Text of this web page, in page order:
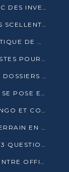
SÉNAT : PIERRE NGOLO ÉCHANGE AVEC DES INVESTISSEURS DU NUMÉRIQUE
SANTÉ : LA FONDATION SNPC ET L’OMS SCELLENT UN PARTENARIAT STRATÉGIQUE DE TROIS ANS
L’UPRN SE RETIRE DU DIALOGUE POLITIQUE DE DJAMBALA : TENSIONS DANS LE PRÉ-ÉLECTORAL CONGOLAIS
DAVE MAFOULA À L’ÉCOUTE DES ARTISTES POUR REDÉFINIR SA POLITIQUE CULTURELLE
PRÉSIDENTIELLE DE MARS 2026 : SEPT DOSSIERS DE CANDIDATURE ENREGISTRÉS À LA CLÔTURE DES DÉPÔTS
PRÉSIDENTIELLE 2026 : DESTIN GAVET SE POSE EN CANDIDAT DU « RAS-LE-BOL »
EMPLOYABILITÉ DES JEUNES : AGL CONGO ET CONGO TERMINAL S’ALLIENT À UCAC-ICAM
LE MJPU DÉPLOIE SA STRATÉGIE DE TERRAIN EN FAVEUR DE DSN
ÉLECTION PRÉSIDENTIELLE DE MARS : 3 QUESTIONS À UN EXPERT CONGOLAIS DE LA CYBERSÉCURITÉ
JOSEPH KIGNOUMBI KIA MBOUNGOU ENTRE OFFICIELLEMENT EN COURSE POUR LA PRÉSIDENTIELLE